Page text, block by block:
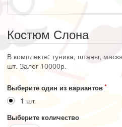
Костюм Слона
В комплекте: туника, штаны,
шт. Залог 10000р.
Выберите один из вариантов
1 шт
Выберите количество